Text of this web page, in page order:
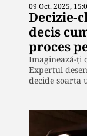
09 Oct. 2025,
Decizie-
decis
proces
Imaginează-ți
Expertul
decide soarta